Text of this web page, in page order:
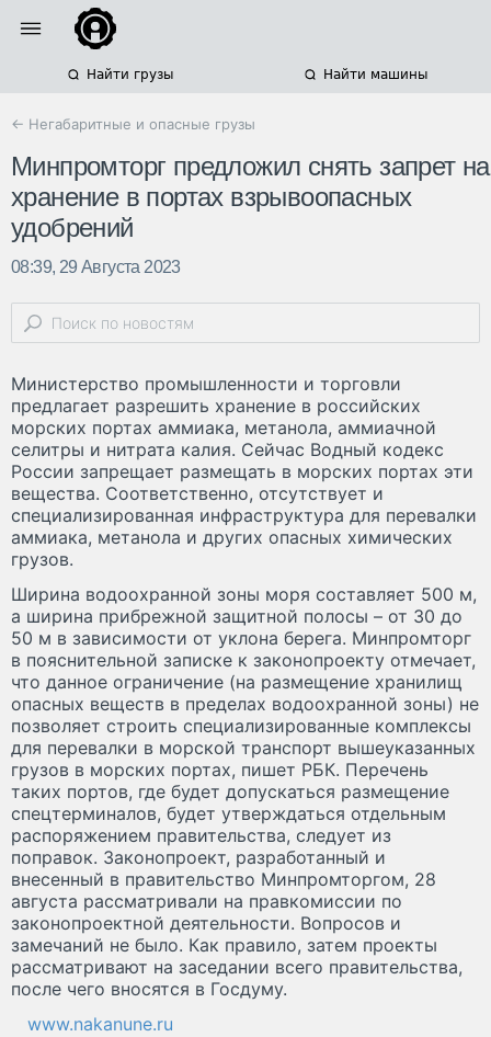
Найти грузы Найти машины
← Негабаритные и опасные грузы
Минпромторг предложил снять запрет на
хранение в портах взрывоопасных
удобрений
08:39, 29 Августа 2023
Министерство промышленности и торговли
предлагает разрешить хранение в российских
морских портах аммиака, метанола, аммиачной
селитры и нитрата калия. Сейчас Водный кодекс
России запрещает размещать в морских портах эти
вещества. Соответственно, отсутствует и
специализированная инфраструктура для перевалки
аммиака, метанола и других опасных химических
грузов.
Ширина водоохранной зоны моря составляет 500 м,
а ширина прибрежной защитной полосы – от 30 до
50 м в зависимости от уклона берега. Минпромторг
в пояснительной записке к законопроекту отмечает,
что данное ограничение (на размещение хранилищ
опасных веществ в пределах водоохранной зоны) не
позволяет строить специализированные комплексы
для перевалки в морской транспорт вышеуказанных
грузов в морских портах, пишет РБК. Перечень
таких портов, где будет допускаться размещение
спецтерминалов, будет утверждаться отдельным
распоряжением правительства, следует из
поправок. Законопроект, разработанный и
внесенный в правительство Минпромторгом, 28
августа рассматривали на правкомиссии по
законопроектной деятельности. Вопросов и
замечаний не было. Как правило, затем проекты
рассматривают на заседании всего правительства,
после чего вносятся в Госдуму.
www.nakanune.ru